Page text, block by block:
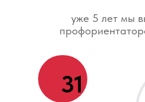
31
уже 5 лет мы